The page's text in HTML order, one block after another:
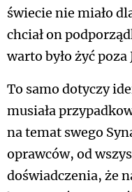
świecie nie miało
chciał on
warto było żyć
To samo dotyczy
musiała
na temat swego
oprawców, od
doświadczenia, że